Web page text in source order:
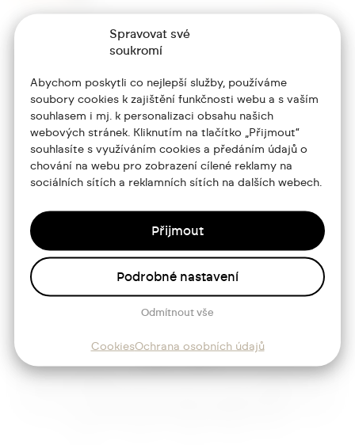
Spravovat své
soukromí
Abychom poskytli co nejlepší služby, používáme
soubory cookies k zajištění funkčnosti webu a s vaším
souhlasem i mj. k personalizaci obsahu našich
webových stránek. Kliknutím na tlačítko „Přijmout“
souhlasíte s využíváním cookies a předáním údajů o
chování na webu pro zobrazení cílené reklamy na
sociálních sítích a reklamních sítích na dalších webech.
Přijmout
Odmítnout vše
Podrobné nastavení
CookiesOchrana osobních údajů
Portfolio
O mně
Služby
Blog
Kontakt
+420 773 986 416
jtdesign@joseftrakal.cz